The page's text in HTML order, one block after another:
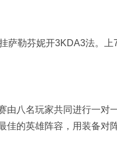
萨勒芬妮开3KDA3法。上
由八名玩家共同进行一对
佳的英雄阵容，用装备对